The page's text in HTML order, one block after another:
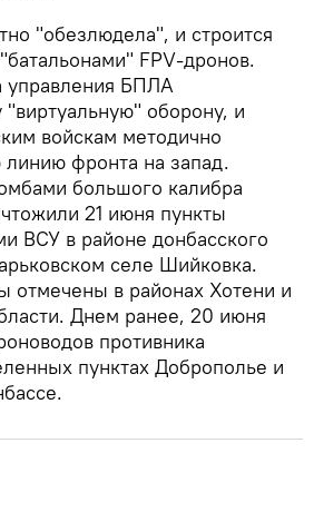
"обезлюдела", и строится
FPV-дронов.
управления БПЛА
"виртуальную" оборону, и
войскам методично
линию фронта на запад.
большого калибра
21 июня пункты
ВСУ в районе донбасского
селе Шийковка.
отмечены в районах Хотени и
Днем ранее, 20 июня
противника
пунктах Доброполье и